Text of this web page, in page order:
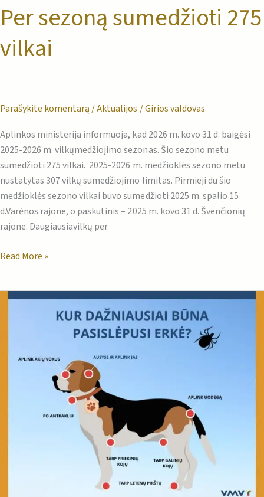
Per sezoną sumedžioti 275
vilkai
Parašykite komentarą /Aktualijos /Girios valdovas
Aplinkos ministerija informuoja, kad 2026 m. kovo 31 d. baigėsi
2025-2026 m. vilkųmedžiojimo sezonas. Šio sezono metu
sumedžioti 275 vilkai. 2025-2026 m. medžioklės sezono metu
nustatytas 307 vilkų sumedžiojimo limitas. Pirmieji du šio
medžioklės sezono vilkai buvo sumedžioti 2025 m. spalio 15
d.Varėnos rajone, o paskutinis – 2025 m. kovo 31 d. Švenčionių
rajone. Daugiausiavilkų per
Read More »
erkių